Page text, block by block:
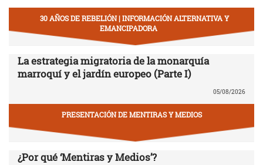
30 AÑOS DE REBELIÓN | INFORMACIÓN ALTERNATIVA Y
EMANCIPADORA
La estrategia migratoria de la monarquía
marroquí y el jardín europeo (Parte I)
05/08/2026
PRESENTACIÓN DE MENTIRAS Y MEDIOS
¿Por qué ‘Mentiras y Medios’?